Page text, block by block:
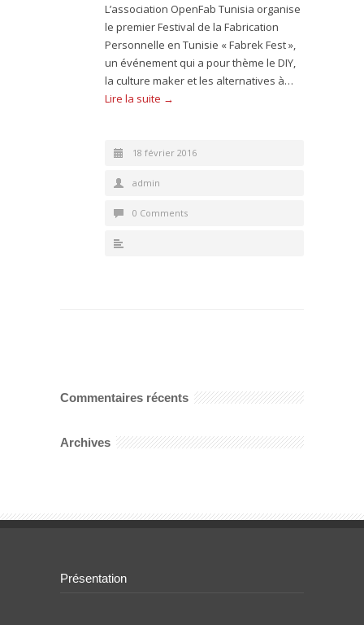
L’association OpenFab Tunisia organise
le premier Festival de la Fabrication
Personnelle en Tunisie « Fabrek Fest »,
un événement qui a pour thème le DIY,
la culture maker et les alternatives à…
Lire la suite →
18 février 2016
admin
0 Comments
Commentaires récents
Archives
Présentation